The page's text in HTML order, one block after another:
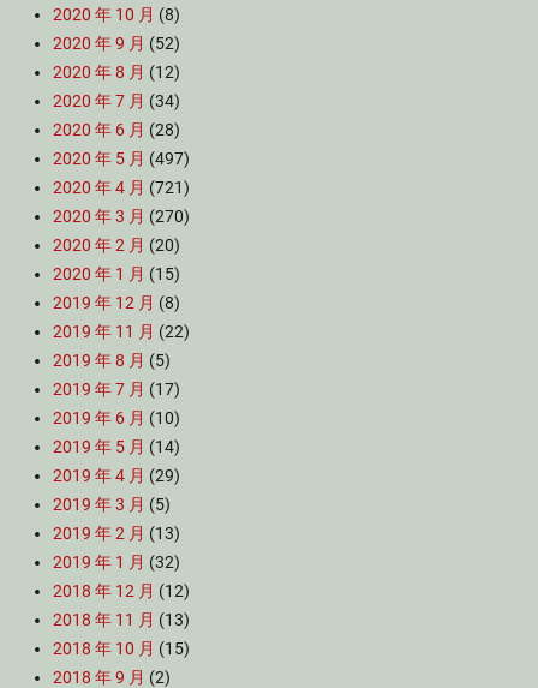
2020 年 10 月 (8)
2020 年 9 月 (52)
2020 年 8 月 (12)
2020 年 7 月 (34)
2020 年 6 月 (28)
2020 年 5 月 (497)
2020 年 4 月 (721)
2020 年 3 月 (270)
2020 年 2 月 (20)
2020 年 1 月 (15)
2019 年 12 月 (8)
2019 年 11 月 (22)
2019 年 8 月 (5)
2019 年 7 月 (17)
2019 年 6 月 (10)
2019 年 5 月 (14)
2019 年 4 月 (29)
2019 年 3 月 (5)
2019 年 2 月 (13)
2019 年 1 月 (32)
2018 年 12 月 (12)
2018 年 11 月 (13)
2018 年 10 月 (15)
2018 年 9 月 (2)